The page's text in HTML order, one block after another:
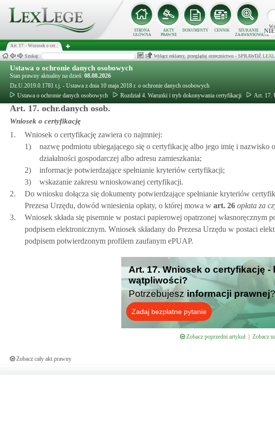
STRONA
GŁÓWNA
AKTY
PRAWNE
DOKUMENTY CENNIK
SZUKANIE
ZAAWANSOWANE
Art. 17. - Wniosek o cer...
Szukaj: Wyłącz reklamy, przeglądaj orzecznictwo - SPRAWDŹ
Ustawa o ochronie danych osobowych
Stan prawny aktualny na dzień: 08.08.2026
Dz.U.2019.0.1781 t.j. - Ustawa z dnia 10 maja 2018 r. o ochronie danych osobowych
Ustawa o ochronie danych osobowych
Rozdział 4. Warunki i tryb dokonywania certyfikacji Art. 17.
Art. 17. ochr.danych osob.
Wniosek o certyfikację
1.
Wniosek o certyfikację zawiera co najmniej:
1)
nazwę podmiotu ubiegającego się o certyfikację albo jego imię i nazwisko
działalności gospodarczej albo adresu zamieszkania;
2)
informacje potwierdzające spełnianie kryteriów certyfikacji;
3)
wskazanie zakresu wnioskowanej certyfikacji.
2.
Do wniosku dołącza się dokumenty potwierdzające spełnianie kryteriów
Prezesa Urzędu, dowód wniesienia opłaty, o której mowa w art. 26 opłata za
3.
Wniosek składa się pisemnie w postaci papierowej opatrzonej
podpisem elektronicznym. Wniosek składany do Prezesa Urzędu w postaci
podpisem potwierdzonym profilem zaufanym ePUAP.
Art. 17. Wniosek o certyfikację -
wątpliwości?
Potrzebujesz informacji prawnej?
Zadaj bezpłatne pytanie
Zobacz poprzedni artykuł| Zobacz
Zobacz cały akt prawny